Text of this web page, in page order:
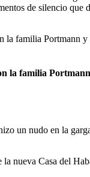
de silencio que
la familia
un nudo en la